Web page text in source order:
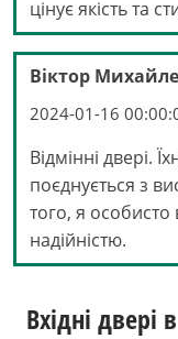
цінує якість та
Віктор
2024-01-16
Відмінні двері.
поєднується з
того, я
надійністю.
Вхідні